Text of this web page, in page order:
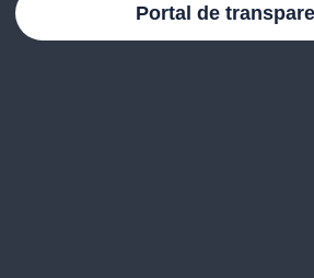
Portal de